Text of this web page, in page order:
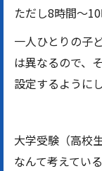
ただし8時間～
一人ひとりの子
は異なるので、
設定するように
大学受験（高校
なんて考えてい